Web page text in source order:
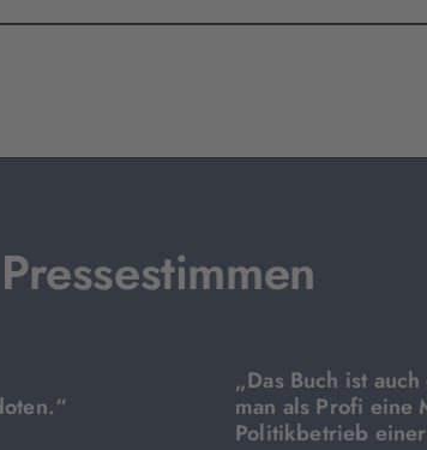
Pressestimmen
„Das Buch ist
man als Profi eine
Politikbetrieb